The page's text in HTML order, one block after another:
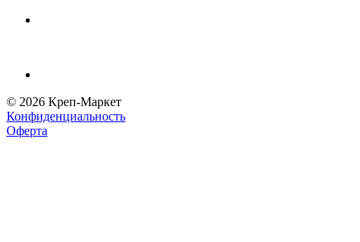
© 2026 Креп-Маркет
Конфиденциальность
Оферта